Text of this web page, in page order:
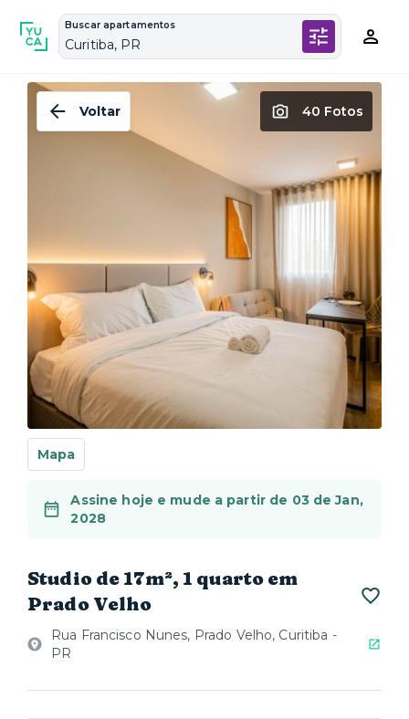
Buscar apartamentos
Curitiba, PR
Assine hoje e mude a partir de 03 de Jan,
2028
Voltar 40 Fotos
Mapa
Studio de 17m², 1 quarto em
Prado Velho
Rua Francisco Nunes, Prado Velho, Curitiba -
PR